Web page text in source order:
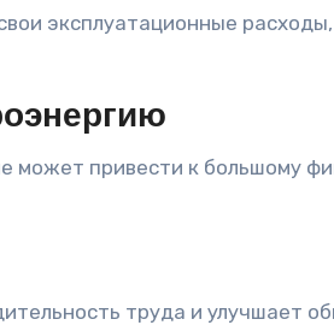
эксплуатационные
может привести к большому
труда и улучшает